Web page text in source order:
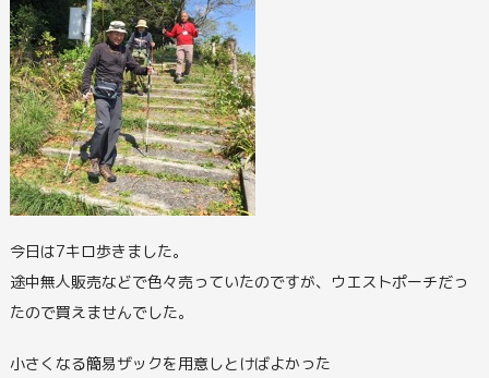
今日は7キロ歩きました。
途中無人販売などで色々売っていたのですが、ウエストポーチだっ
たので買えませんでした。
小さくなる簡易ザックを用意しとけばよかった